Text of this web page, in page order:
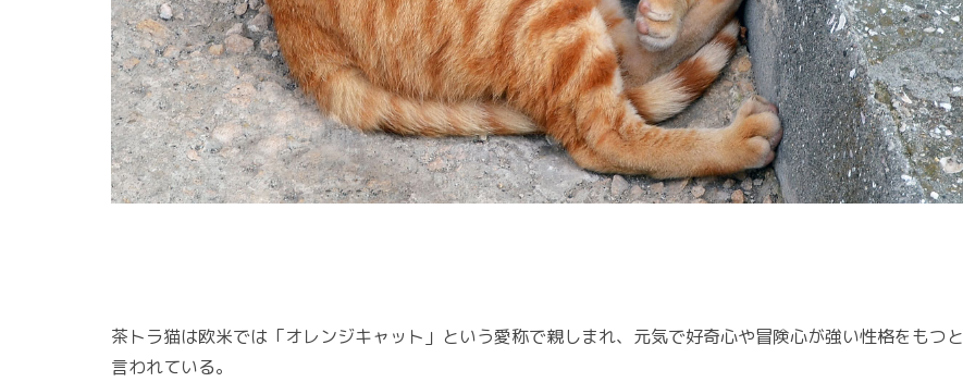
茶トラ猫は欧米では「オレンジキャット」という愛称で親しまれ、元気で好奇心や冒険心が強い性格をもつと
言われている。